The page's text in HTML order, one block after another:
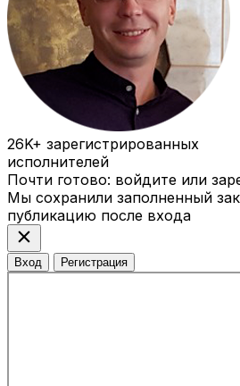
26K+ зарегистрированных
исполнителей
Почти готово: войдите или
Мы сохранили заполненный
публикацию после входа
close
Вход Регистрация